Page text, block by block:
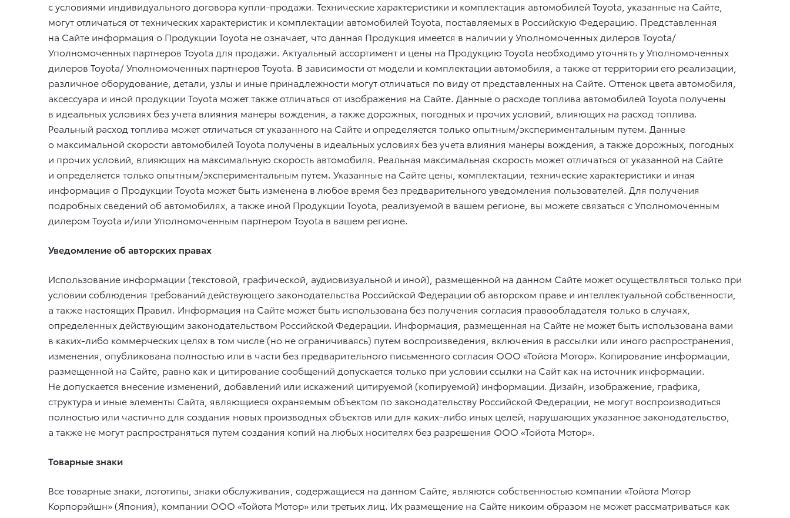
с условиями индивидуального договора купли-продажи. Технические характеристики и комплектация автомобилей Toyota, указанные на Сайте,
могут отличаться от технических характеристик и комплектации автомобилей Toyota, поставляемых в Российскую Федерацию. Представленная
на Сайте информация о Продукции Toyota не означает, что данная Продукция имеется в наличии у Уполномоченных дилеров Toyota/
Уполномоченных партнеров Toyota для продажи. Актуальный ассортимент и цены на Продукцию Toyota необходимо уточнять у Уполномоченных
дилеров Toyota/ Уполномоченных партнеров Toyota. В зависимости от модели и комплектации автомобиля, а также от территории его реализации,
различное оборудование, детали, узлы и иные принадлежности могут отличаться по виду от представленных на Сайте. Оттенок цвета автомобиля,
аксессуара и иной продукции Toyota может также отличаться от изображения на Сайте. Данные о расходе топлива автомобилей Toyota получены
в идеальных условиях без учета влияния манеры вождения, а также дорожных, погодных и прочих условий, влияющих на расход топлива.
Реальный расход топлива может отличаться от указанного на Сайте и определяется только опытным/экспериментальным путем. Данные
о максимальной скорости автомобилей Toyota получены в идеальных условиях без учета влияния манеры вождения, а также дорожных, погодных
и прочих условий, влияющих на максимальную скорость автомобиля. Реальная максимальная скорость может отличаться от указанной на Сайте
и определяется только опытным/экспериментальным путем. Указанные на Сайте цены, комплектации, технические характеристики и иная
информация о Продукции Toyota может быть изменена в любое время без предварительного уведомления пользователей. Для получения
подробных сведений об автомобилях, а также иной Продукции Toyota, реализуемой в вашем регионе, вы можете связаться с Уполномоченным
дилером Toyota и/или Уполномоченным партнером Toyota в вашем регионе.
Уведомление об авторских правах
Использование информации (текстовой, графической, аудиовизуальной и иной), размещенной на данном Сайте может осуществляться только при
условии соблюдения требований действующего законодательства Российской Федерации об авторском праве и интеллектуальной собственности,
а также настоящих Правил. Информация на Сайте может быть использована без получения согласия правообладателя только в случаях,
определенных действующим законодательством Российской Федерации. Информация, размещенная на Сайте не может быть использована вами
в каких-либо коммерческих целях в том числе (но не ограничиваясь) путем воспроизведения, включения в рассылки или иного распространения,
изменения, опубликована полностью или в части без предварительного письменного согласия ООО «Тойота Мотор». Копирование информации,
размещенной на Сайте, равно как и цитирование сообщений допускается только при условии ссылки на Сайт как на источник информации.
Не допускается внесение изменений, добавлений или искажений цитируемой (копируемой) информации. Дизайн, изображение, графика,
структура и иные элементы Сайта, являющиеся охраняемым объектом по законодательству Российской Федерации, не могут воспроизводиться
полностью или частично для создания новых производных объектов или для каких-либо иных целей, нарушающих указанное законодательство,
а также не могут распространяться путем создания копий на любых носителях без разрешения ООО «Тойота Мотор».
Товарные знаки
Все товарные знаки, логотипы, знаки обслуживания, содержащиеся на данном Сайте, являются собственностью компании «Тойота Мотор
Корпорэйшн» (Япония), компании ООО «Тойота Мотор» или третьих лиц. Их размещение на Сайте никоим образом не может рассматриваться как